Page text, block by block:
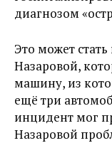
диагнозом
Это может
Назаровой,
машину, из
ещё три
инцидент мог
Назаровой